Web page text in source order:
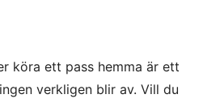
köra ett pass hemma är ett
verkligen blir av. Vill du